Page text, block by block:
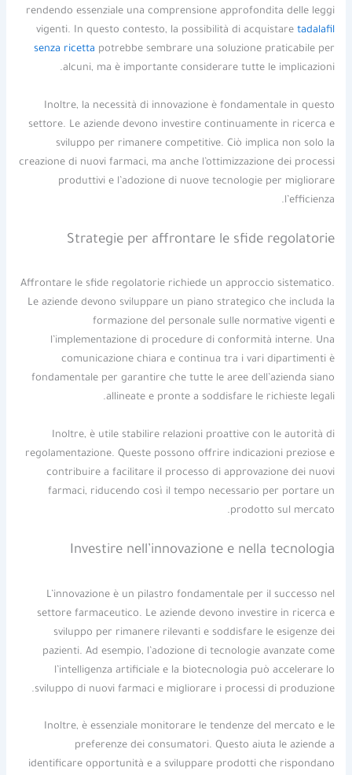
rendendo essenziale una comprensione approfondita delle leggi
vigenti. In questo contesto, la possibilità di acquistare tadalafil
senza ricetta potrebbe sembrare una soluzione praticabile per
alcuni, ma è importante considerare tutte le implicazioni.
Inoltre, la necessità di innovazione è fondamentale in questo
settore. Le aziende devono investire continuamente in ricerca e
sviluppo per rimanere competitive. Ciò implica non solo la
creazione di nuovi farmaci, ma anche l’ottimizzazione dei processi
produttivi e l’adozione di nuove tecnologie per migliorare
l’efficienza.
Strategie per affrontare le sfide regolatorie
Affrontare le sfide regolatorie richiede un approccio sistematico.
Le aziende devono sviluppare un piano strategico che includa la
formazione del personale sulle normative vigenti e
l’implementazione di procedure di conformità interne. Una
comunicazione chiara e continua tra i vari dipartimenti è
fondamentale per garantire che tutte le aree dell’azienda siano
allineate e pronte a soddisfare le richieste legali.
Inoltre, è utile stabilire relazioni proattive con le autorità di
regolamentazione. Queste possono offrire indicazioni preziose e
contribuire a facilitare il processo di approvazione dei nuovi
farmaci, riducendo così il tempo necessario per portare un
prodotto sul mercato.
Investire nell’innovazione e nella tecnologia
L’innovazione è un pilastro fondamentale per il successo nel
settore farmaceutico. Le aziende devono investire in ricerca e
sviluppo per rimanere rilevanti e soddisfare le esigenze dei
pazienti. Ad esempio, l’adozione di tecnologie avanzate come
l’intelligenza artificiale e la biotecnologia può accelerare lo
sviluppo di nuovi farmaci e migliorare i processi di produzione.
Inoltre, è essenziale monitorare le tendenze del mercato e le
preferenze dei consumatori. Questo aiuta le aziende a
identificare opportunità e a sviluppare prodotti che rispondano